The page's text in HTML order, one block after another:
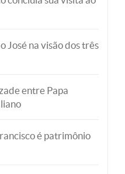
José na visão dos três
entre Papa
é patrimônio